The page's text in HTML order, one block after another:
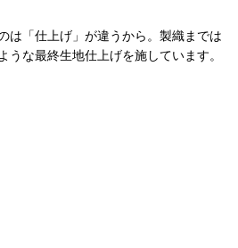
は「仕上げ」が違うから。製織までは
な最終生地仕上げを施しています。